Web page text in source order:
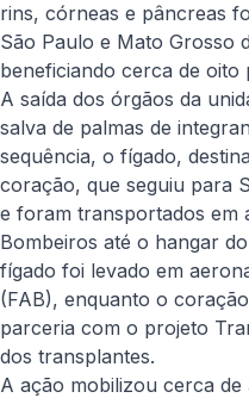
rins, córneas e pâncreas
São Paulo e Mato Grosso
beneficiando cerca de oito
A saída dos órgãos da
salva de palmas de
sequência, o fígado,
coração, que seguiu para
e foram transportados em
Bombeiros até o hangar
fígado foi levado em
(FAB), enquanto o
parceria com o projeto
dos transplantes.
A ação mobilizou cerca